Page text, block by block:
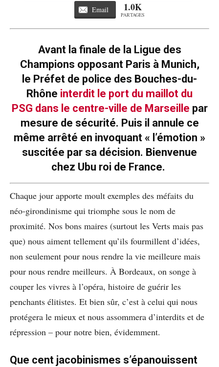
Email 1.0K
PARTAGES
Avant la finale de la Ligue des
Champions opposant Paris à Munich,
le Préfet de police des Bouches-du-
Rhône interdit le port du maillot du
PSG dans le centre-ville de Marseille par
mesure de sécurité. Puis il annule ce
même arrêté en invoquant « l’émotion »
suscitée par sa décision. Bienvenue
chez Ubu roi de France.
Chaque jour apporte moult exemples des méfaits du
néo-girondinisme qui triomphe sous le nom de
proximité. Nos bons maires (surtout les Verts mais pas
que) nous aiment tellement qu’ils fourmillent d’idées,
non seulement pour nous rendre la vie meilleure mais
pour nous rendre meilleurs. À Bordeaux, on songe à
couper les vivres à l’opéra, histoire de guérir les
penchants élitistes. Et bien sûr, c’est à celui qui nous
protégera le mieux et nous assommera d’interdits et de
répression – pour notre bien, évidemment.
Que cent jacobinismes s’épanouissent